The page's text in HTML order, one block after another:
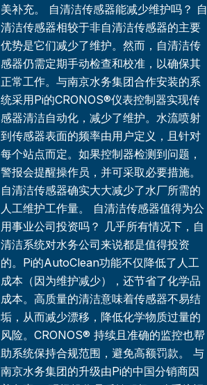
美补充。 自清洁传感器能减少维护吗？ 自
清洁传感器相较于非自清洁传感器的主要
优势是它们减少了维护。然而，自清洁传
感器仍需定期手动检查和校准，以确保其
正常工作。与南京水务集团合作安装的系
统采用Pi的CRONOS®仪表控制器实现传
感器清洁自动化，减少了维护。水流喷射
到传感器表面的频率由用户定义，且针对
每个站点而定。如果控制器检测到问题，
警报会提醒操作员，并可采取必要措施。
自清洁传感器确实大大减少了水厂所需的
人工维护工作量。 自清洁传感器值得为公
用事业公司投资吗？ 几乎所有情况下，自
清洁系统对水务公司来说都是值得投资
的。Pi的AutoClean功能不仅降低了人工
成本（因为维护减少），还节省了化学品
成本。高质量的清洁意味着传感器不易结
垢，从而减少漂移，降低化学物质过量的
风险。CRONOS® 持续且准确的监控也帮
助系统保持合规范围，避免高额罚款。 与
南京水务集团的升级由Pi的中国分销商因